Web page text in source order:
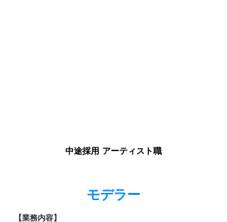
中途採用 アーティスト職
モデラー
【業務内容】